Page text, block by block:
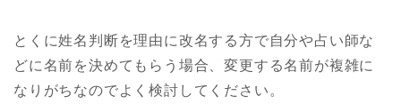
とくに姓名判断を理由に改名する方で自分や占い師な
どに名前を決めてもらう場合、変更する名前が複雑に
なりがちなのでよく検討してください。